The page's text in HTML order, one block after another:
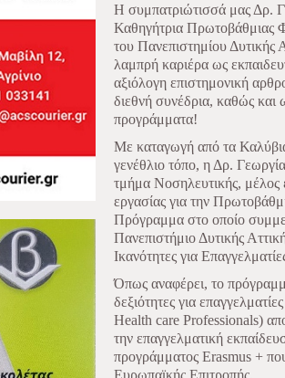
Η συμπατριώτισσά μας Δρ.
Καθηγήτρια Πρωτοβάθμιας
του Πανεπιστημίου Δυτικής
λαμπρή καριέρα ως
αξιόλογη επιστημονική
διεθνή συνέδρια, καθώς
προγράμματα!
Με καταγωγή από τα
γενέθλιο τόπο, η Δρ.
τμήμα Νοσηλευτικής, μέλος
εργασίας για την
Πρόγραμμα στο οποίο
Πανεπιστήμιο Δυτικής
Ικανότητες για
Όπως αναφέρει, το
δεξιότητες για
Health care Professionals)
την επαγγελματική
προγράμματος Erasmus +
Ευρωπαϊκής Επιτροπής.